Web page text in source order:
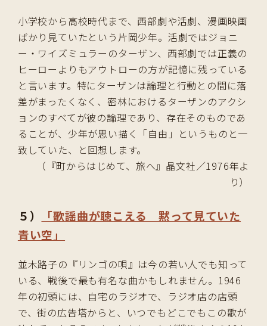
小学校から高校時代まで、西部劇や活劇、漫画映画
ばかり見ていたという片岡少年。活劇ではジョニ
ー・ワイズミュラーのターザン、西部劇では正義の
ヒーローよりもアウトローの方が記憶に残っている
と言います。特にターザンは論理と行動との間に落
差がまったくなく、密林におけるターザンのアクシ
ョンのすべてが彼の論理であり、存在そのものであ
ることが、少年が思い描く「自由」というものと一
致していた、と回想します。
（『町からはじめて、旅へ』晶文社／1976年よ
り）
５）
「歌謡曲が聴こえる 黙って見ていた
青い空」
並木路子の『リンゴの唄』は今の若い人でも知って
いる、戦後で最も有名な曲かもしれません。1946
年の初頭には、自宅のラジオで、ラジオ店の店頭
で、街の広告塔からと、いつでもどこでもこの歌が